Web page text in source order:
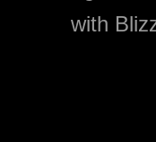
with